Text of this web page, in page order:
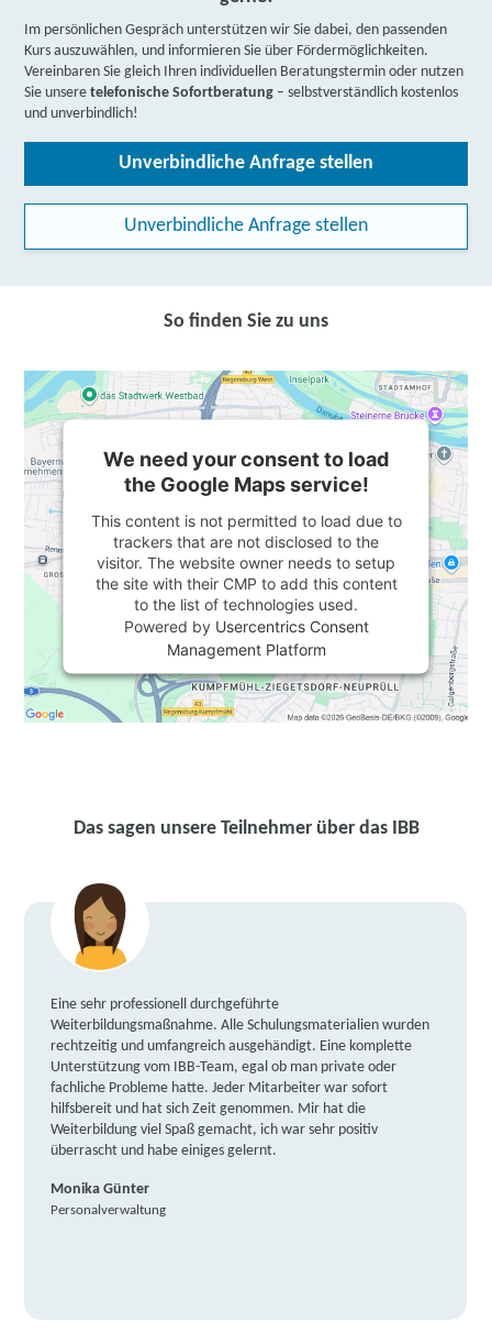
Im persönlichen Gespräch unterstützen wir Sie dabei, den passenden
Kurs auszuwählen, und informieren Sie über Fördermöglichkeiten.
Vereinbaren Sie gleich Ihren individuellen Beratungstermin oder nutzen
Sie unseretelefonische Sofortberatung – selbstverständlich kostenlos
und unverbindlich!
Unverbindliche Anfrage stellen
Unverbindliche Anfrage stellen
So finden Sie zu uns
We need your consent to load
the Google Maps service!
This content is not permitted to load due to
trackers that are not disclosed to the
visitor. The website owner needs to setup
the site with their CMP to add this content
to the list of technologies used.
Powered by Usercentrics Consent
Management Platform
Das sagen unsere Teilnehmer über das IBB
Eine sehr professionell durchgeführte
Weiterbildungsmaßnahme. Alle Schulungsmaterialien wurden
rechtzeitig und umfangreich ausgehändigt. Eine komplette
Unterstützung vom IBB-Team, egal ob man private oder
fachliche Probleme hatte. Jeder Mitarbeiter war sofort
hilfsbereit und hat sich Zeit genommen. Mir hat die
Weiterbildung viel Spaß gemacht, ich war sehr positiv
überrascht und habe einiges gelernt.
Monika Günter
Personalverwaltung